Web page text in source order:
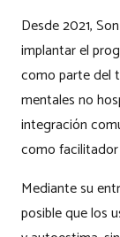
Desde 2021,
implantar el
como parte del
mentales no
integración
como
Mediante su
posible que los